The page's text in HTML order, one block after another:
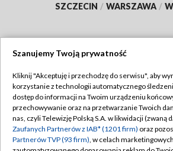
SZCZECIN / WARSZAWA /
TVP
Abonament TVP
Emisja w TVP
Centrum informacji TVP
Regulamin TVP
Polityka
Szanujemy Twoją prywatność
Kliknij "Akceptuję i przechodzę do serwisu", aby
korzystanie z technologii automatycznego
dostęp do informacji na Twoim urządzeniu
przechowywanie oraz na przetwarzanie Twoich
nas, czyli Telewizję Polską S.A. w likwidacji (zwaną
Zaufanych Partnerów z IAB* (1201 firm) oraz
Partnerów TVP (93 firm), w celach